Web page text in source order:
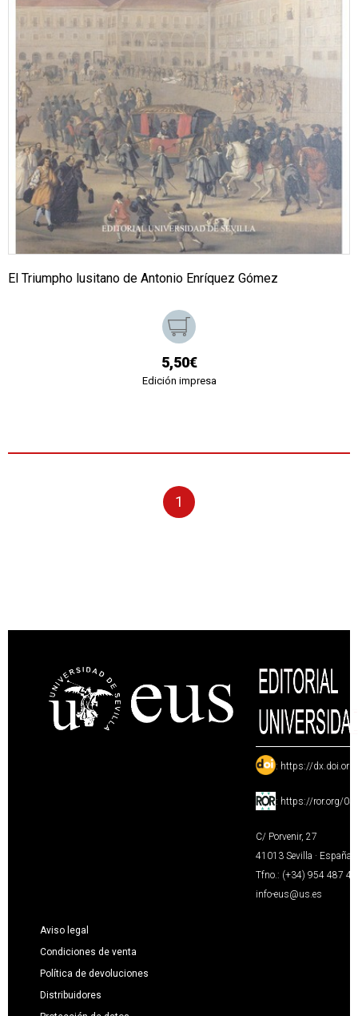
El Triumpho lusitano de Antonio Enríquez Gómez
5,50€
Edición impresa
1
: https://
: https://ror.org/
C/ Porvenir, 27
41013 Sevilla · España
Tfno.: (+34) 954 487
info-eus@us.es
Aviso legal
Condiciones de venta
Política de devoluciones
Distribuidores